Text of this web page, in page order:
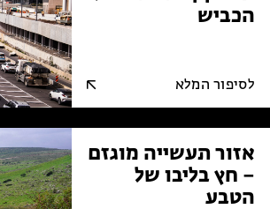
הכביש
לסיפור המלא
אזור תעשייה מוגזם
– חץ בליבו של
הטבע